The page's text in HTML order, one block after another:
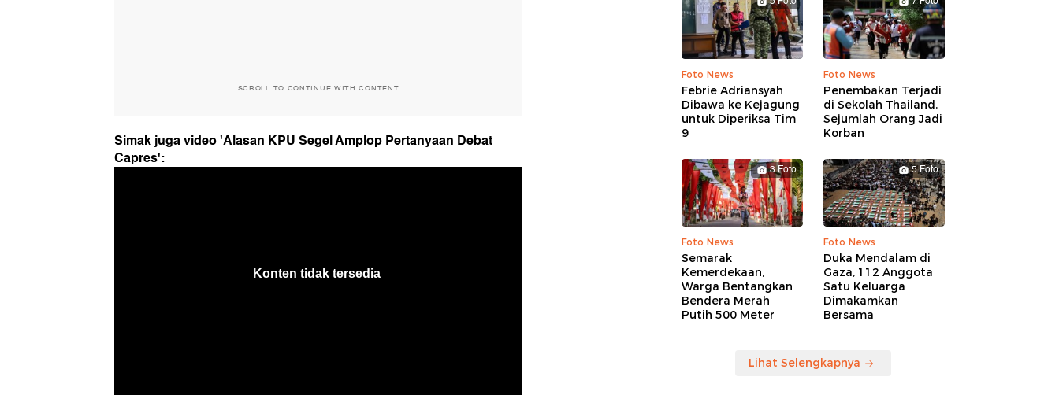
SCROLL TO CONTINUE WITH CONTENT
Simak juga video 'Alasan KPU Segel Amplop Pertanyaan Debat
Capres':
Foto News
Febrie Adriansyah
Dibawa ke Kejagung
untuk Diperiksa Tim
9
Foto News
Penembakan Terjadi
di Sekolah Thailand,
Sejumlah Orang Jadi
Korban
3 Foto
Foto News
Semarak
Kemerdekaan,
Warga Bentangkan
Bendera Merah
Putih 500 Meter
5 Foto
Foto News
Duka Mendalam di
Gaza, 112 Anggota
Satu Keluarga
Dimakamkan
Bersama
Lihat Selengkapnya